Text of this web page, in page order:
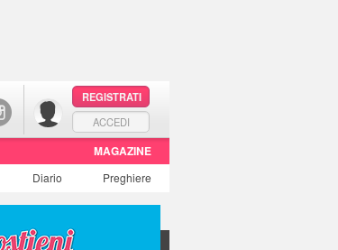
REGISTRATI
ACCEDI
MAGAZINE
Diario Preghiere